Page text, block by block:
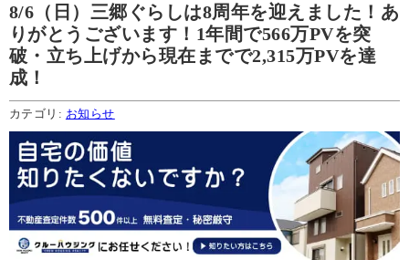
8/6（日）三郷ぐらしは8周年を迎えました！あ
りがとうございます！1年間で566万PVを突
破・立ち上げから現在までで2,315万PVを達
成！
カテゴリ: お知らせ